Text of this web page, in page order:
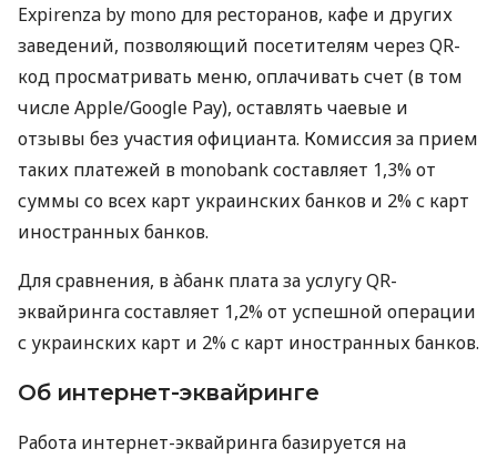
Expirenza by mono для ресторанов, кафе и других
заведений, позволяющий посетителям через QR-
код просматривать меню, оплачивать счет (в том
числе Apple/Google Pay), оставлять чаевые и
отзывы без участия официанта. Комиссия за прием
таких платежей в monobank составляет 1,3% от
суммы со всех карт украинских банков и 2% с карт
иностранных банков.
Для сравнения, в àбанк плата за услугу QR-
эквайринга составляет 1,2% от успешной операции
с украинских карт и 2% с карт иностранных банков.
Об интернет-эквайринге
Работа интернет-эквайринга базируется на